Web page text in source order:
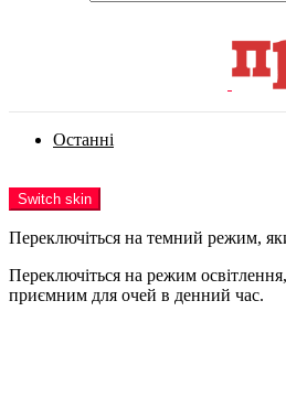
Останні
Switch skin
Переключіться на темний режим,
Переключіться на режим
приємним для очей в денний час.